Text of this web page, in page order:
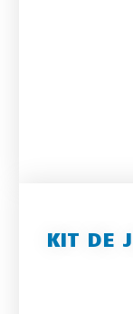
KIT DE